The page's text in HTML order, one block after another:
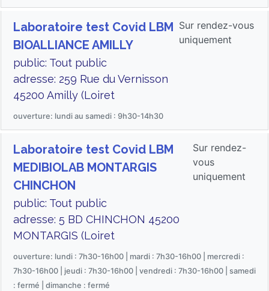
Laboratoire test Covid LBM
BIOALLIANCE AMILLY
public: Tout public
adresse: 259 Rue du Vernisson
45200 Amilly (Loiret
Sur rendez-vous
uniquement
ouverture: lundi au samedi : 9h30-14h30
Laboratoire test Covid LBM
MEDIBIOLAB MONTARGIS
CHINCHON
public: Tout public
adresse: 5 BD CHINCHON 45200
MONTARGIS (Loiret
Sur rendez-
vous
uniquement
ouverture: lundi : 7h30-16h00 | mardi : 7h30-16h00 | mercredi :
7h30-16h00 | jeudi : 7h30-16h00 | vendredi : 7h30-16h00 | samedi
: fermé | dimanche : fermé